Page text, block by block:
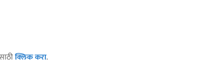
क्लिक करा.